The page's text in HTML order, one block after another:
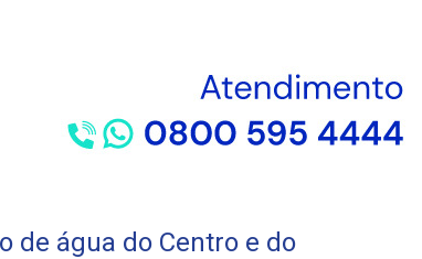
de água do Centro e do